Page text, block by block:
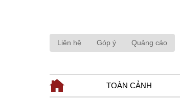
Liên hệ Góp ý Quảng cáo
TOÀN CẢNH